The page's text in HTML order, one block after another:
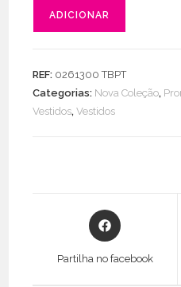
Premium
C/
ADICIONAR
REF: 0261300 TBPT
Categorias: Nova Coleção,
Vestidos,Vestidos
Opens
in
Partilha no facebook